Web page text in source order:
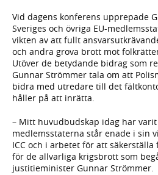
Vid dagens konferens upprepade
Sveriges och övriga EU-
vikten av att fullt
och andra grova brott mot
Utöver de betydande bidrag som
Gunnar Strömmer tala om att
bidra med utredare till det
håller på att inrätta.
– Mitt huvudbudskap idag har varit
medlemsstaterna står enade i sin
ICC och i arbetet för att
för de allvarliga krigsbrott som
justitieminister Gunnar Strömmer.